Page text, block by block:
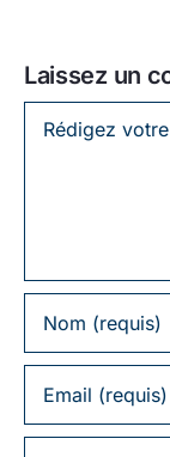
Laissez un
Laissez